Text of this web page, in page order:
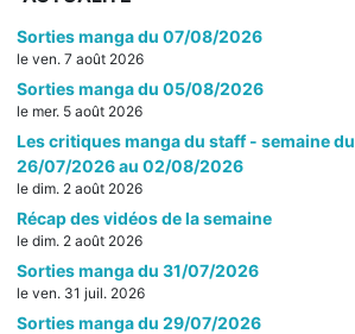
Sorties manga du 07/08/2026
le ven. 7 août 2026
Sorties manga du 05/08/2026
le mer. 5 août 2026
Les critiques manga du staff - semaine du
26/07/2026 au 02/08/2026
le dim. 2 août 2026
Récap des vidéos de la semaine
le dim. 2 août 2026
Sorties manga du 31/07/2026
le ven. 31 juil. 2026
Sorties manga du 29/07/2026